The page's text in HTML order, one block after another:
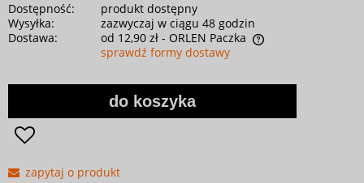
Dostępność:
produkt dostępny
Wysyłka:
zazwyczaj w ciągu 48 godzin
Dostawa:
od 12,90 zł - ORLEN Paczka
sprawdź formy dostawy
do koszyka
zapytaj o produkt